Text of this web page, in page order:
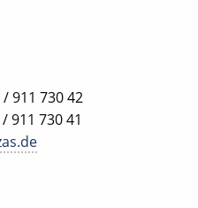
/ 911 730 42
911 730 41